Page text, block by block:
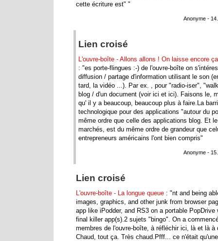
cette écriture est" "
Anonyme -
Lien croisé
L'ouvre-boîte - Allons allons ! On laisse encore
: "es porte-flingues :-) de l'ouvre-boîte on
diffusion / partage d'information utilisant le son
tard, la vidéo ...). Par ex. , pour "radio-iser",
blog / d'un document (voir ici et ici). Faisons le,
qu' il y a beaucoup, beaucoup plus à faire.La
technologique pour des applications "autour du
même ordre que celle des applications blog. Et
marchés, est du même ordre de grandeur que
entrepreneurs américains l'ont bien compris"
Anonyme -
Lien croisé
L'ouvre-boîte - La longue queue : "nt and being
images, graphics, and other junk from browser
app like iPodder, and RS3 on a portable
final killer app(s).2 sujets "bingo". On a
membres de l'ouvre-boîte, à réfléchir ici, là et là
Chaud, tout ça. Très chaud.Pfff... ce n'était